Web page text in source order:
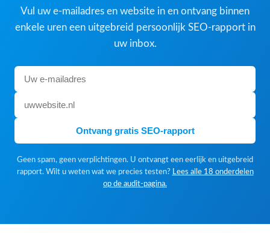
Vul uw e-mailadres en website in en ontvang binnen
enkele uren een uitgebreid persoonlijk SEO-rapport in
uw inbox.
Ontvang gratis SEO-rapport
Geen spam, geen verplichtingen. U ontvangt een eerlijk en uitgebreid
rapport. Wilt u weten wat we precies testen? Lees alle 18 onderdelen
op de audit-pagina.